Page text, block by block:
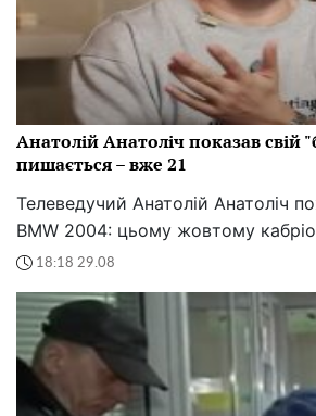
Анатолій Анатоліч показав свій
пишається – вже 21
Телеведучий Анатолій Анатоліч
BMW 2004: цьому жовтому
18:18 29.08